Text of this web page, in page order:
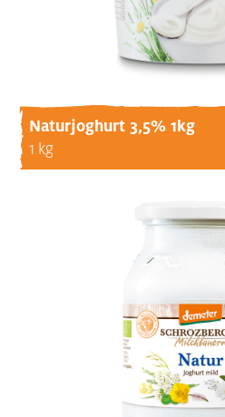
Naturjoghurt 3,5% 1kg
1 kg